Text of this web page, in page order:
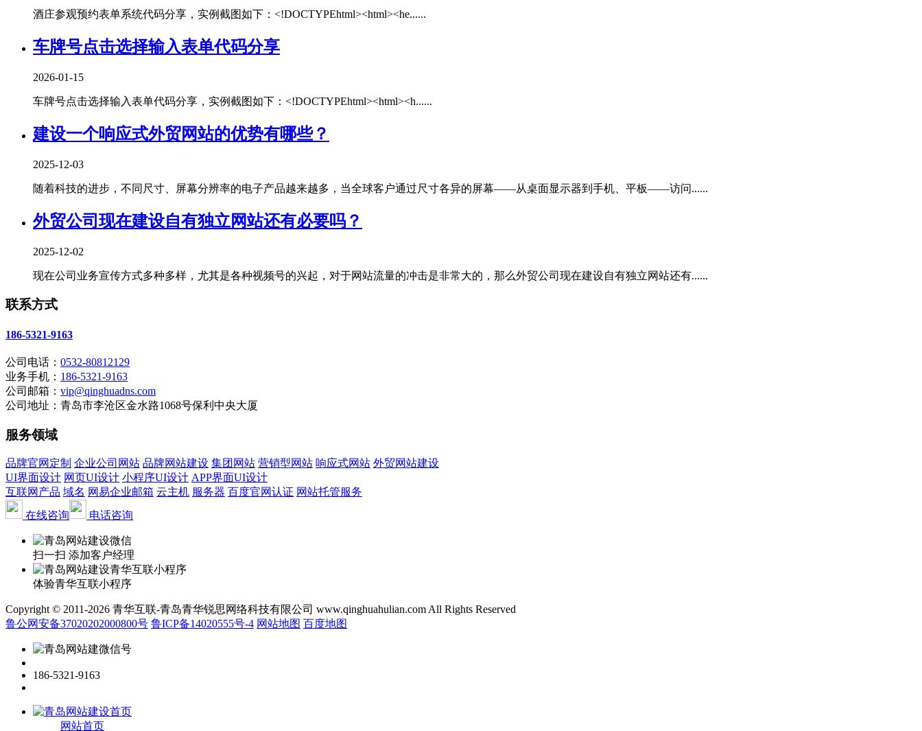
酒庄参观预约表单系统代码分享，实例截图如下：<!DOCTYPEhtml><html><he......
车牌号点击选择输入表单代码分享
2026-01-15
车牌号点击选择输入表单代码分享，实例截图如下：<!DOCTYPEhtml><html><h......
建设一个响应式外贸网站的优势有哪些？
2025-12-03
随着科技的进步，不同尺寸、屏幕分辨率的电子产品越来越多，当全球客户通过尺寸各异的屏幕——从桌面显示器到手机、平板——访问......
外贸公司现在建设自有独立网站还有必要吗？
2025-12-02
现在公司业务宣传方式多种多样，尤其是各种视频号的兴起，对于网站流量的冲击是非常大的，那么外贸公司现在建设自有独立网站还有......
联系方式
186-5321-9163
公司电话： 0532-80812129
业务手机： 186-5321-9163
公司邮箱： vip@qinghuadns.com
公司地址：青岛市李沧区金水路1068号保利中央大厦
服务领域
品牌官网定制 企业公司网站 品牌网站建设 集团网站 营销型网站 响应式网站 外贸网站建设
UI界面设计 网页UI设计 小程序UI设计 APP界面UI设计
互联网产品 域名 网易企业邮箱 云主机 服务器 百度官网认证 网站托管服务
在线咨询
电话咨询
扫一扫 添加客户经理
体验青华互联小程序
Copyright © 2011-2026 青华互联-青岛青华锐思网络科技有限公司 www.qinghuahulian.com All Rights Reserved
鲁公网安备37020202000800号 鲁ICP备14020555号-4 网站地图 百度地图
186-5321-9163
网站首页